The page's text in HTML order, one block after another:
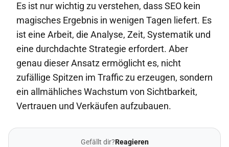
Es ist nur wichtig zu verstehen, dass SEO kein
magisches Ergebnis in wenigen Tagen liefert. Es
ist eine Arbeit, die Analyse, Zeit, Systematik und
eine durchdachte Strategie erfordert. Aber
genau dieser Ansatz ermöglicht es, nicht
zufällige Spitzen im Traffic zu erzeugen, sondern
ein allmähliches Wachstum von Sichtbarkeit,
Vertrauen und Verkäufen aufzubauen.
Gefällt dir?Reagieren